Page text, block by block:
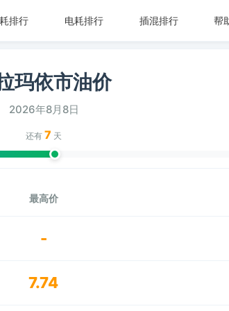
排行 电耗排行 插混排行 帮
玛依市油价
2026年8月8日
还有 7 天
最高价
-
7.74